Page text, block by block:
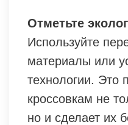
Отметьте
Используйте
материалы или
технологии. Это
кроссовкам не
но и сделает их